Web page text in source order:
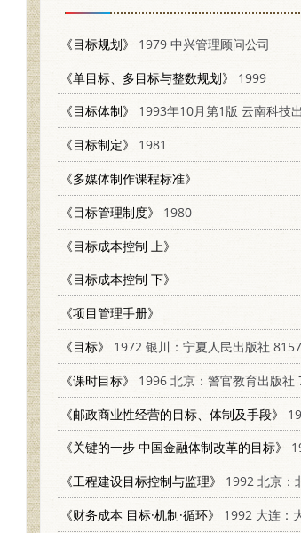
《目标规划》
1979 中兴管理顾问公司
《单目标、多目标与整数规划》
1999
《目标体制》
1993年10月第1版 云南科技
《目标制定》
1981
《多媒体制作课程标准》
《目标管理制度》
1980
《目标成本控制 上》
《目标成本控制 下》
《项目管理手册》
《目标》
1972 银川：宁夏人民出版社
《课时目标》
1996 北京：警官教育出版社
《邮政商业性经营的目标、体制及手段》
1989 北京：
《关键的一步 中国金融体制改革的目标》
1993 海
《工程建设目标控制与监理》
1992 北京：北京科学技术出版社
《财务成本 目标·机制·循环》
1992 大连：大连理工大学出版社